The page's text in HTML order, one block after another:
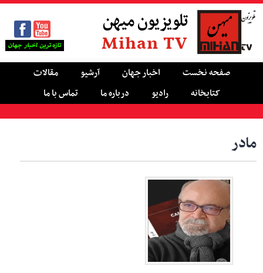
تلویزیون میهن
Mihan TV
صفحه نخست اخبار جهان آرشیو
مقالات
کتابخانه
رادیو درباره ما تماس با ما
مادر